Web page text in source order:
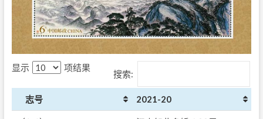
显示 项结果
搜索:
志号 2021-20